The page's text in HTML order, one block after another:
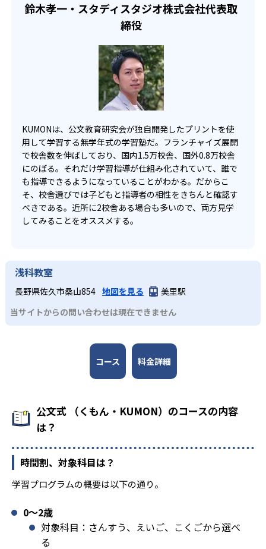
宿題の量や進め方に関しては、いつでも気軽に相談可能
鈴木孝一・スタディスタジオ株式会社代表取
締役
KUMONは、公文教育研究会が独自開発したプリントを使
用して学習する無学年式の学習塾だ。フランチャイズ展開
で校舎数を伸ばしており、国内1.5万校舎、国外0.8万校舎
にのぼる。それだけ学習指導が仕組み化されていて、誰で
も指導できるようになっていることがわかる。だからこ
そ、校舎選びでは子どもと指導者の相性をきちんと確認す
べきである。近所に2校舎ある場合も多いので、両方見学
してみることをオススメする。
浅科教室
長野県佐久市桑山854 地図を見る
美里駅
当サイトからの問い合わせは現在できません
コース 料金詳細
公文式 （くもん・KUMON）のコースの内容
は？
時間割、対象科目は？
学習プログラムの概要は以下の通り。
0〜2歳
対象科目：さんすう、えいご、こくごから選べ
る